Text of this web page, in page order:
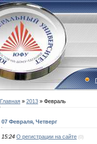
Главная » 2013 » Февраль
07 Февраля, Четверг
15:24 О регистрации на сайте (0)